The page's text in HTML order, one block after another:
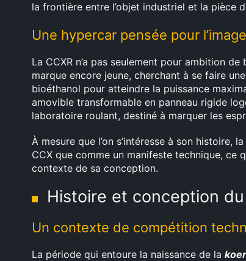
la frontière entre l’objet industriel et la pièce
Une hypercar pensée pour
La CCXR n’a pas seulement pour ambition
marque encore jeune, cherchant à se faire
bioéthanol pour atteindre la puissance
amovible transformable en panneau rigide
laboratoire roulant, destiné à marquer les
À mesure que l’on s’intéresse à son histoire,
CCX que comme un manifeste technique, ce
contexte de sa conception.
Histoire et conception
Un contexte de compétition
La période qui entoure la naissance de la